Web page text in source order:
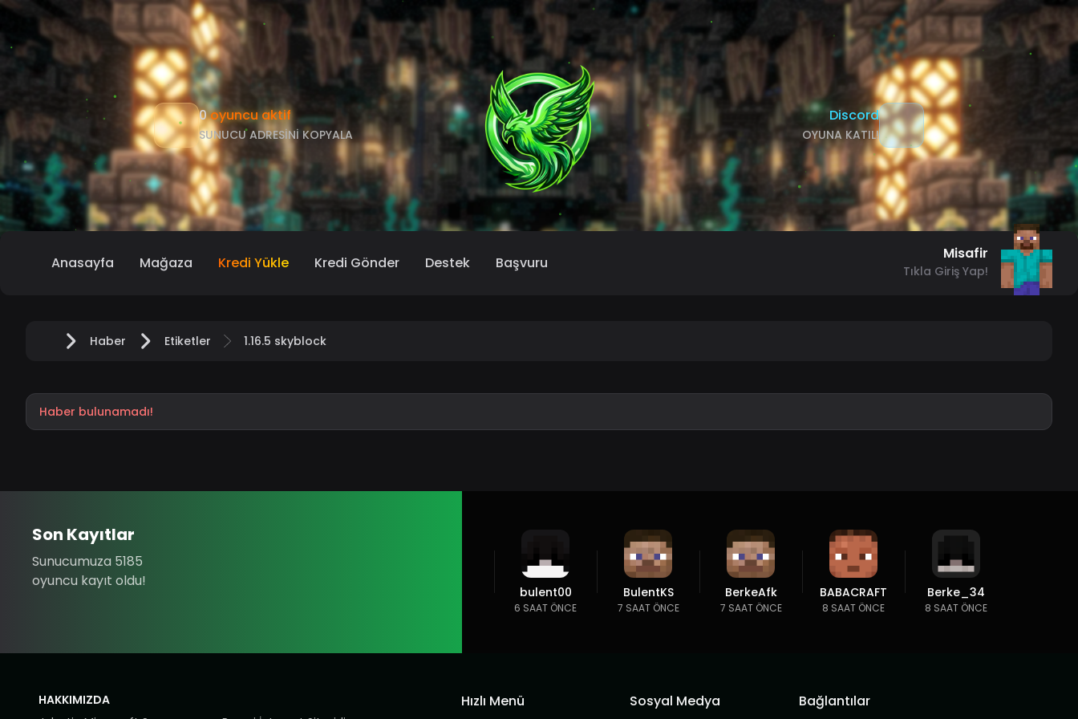
0oyuncu aktif
SUNUCU ADRESINI KOPYALA
Discord
OYUNA KATIL!
Anasayfa Mağaza Kredi Yükle Kredi Gönder Destek Başvuru
Misafir
Tıkla Giriş Yap!
Anasayfa
Haber Etiketler 1.16.5 skyblock
Haber bulunamadı!
Son Kayıtlar
Sunucumuza 5185
oyuncu kayıt oldu!
bulent00
6 SAAT ÖNCE
BulentKS
7 SAAT ÖNCE
BerkeAfk
7 SAAT ÖNCE
BABACRAFT
8 SAAT ÖNCE
Berke_34
8 SAAT ÖNCE
HAKKIMIZDA
Hızlı Menü Sosyal Medya Bağlantılar